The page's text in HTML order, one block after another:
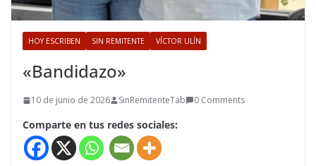
HOY ESCRIBEN SIN REMITENTE VÍCTOR ULÍN
«Bandidazo»
10 de junio de 2026 SinRemitenteTab 0 Comments
Comparte en tus redes sociales: